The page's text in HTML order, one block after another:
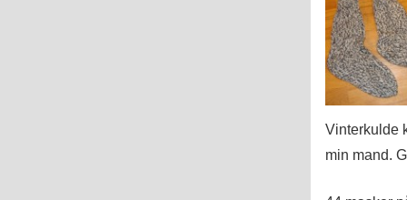
Vinterkulde
min mand.